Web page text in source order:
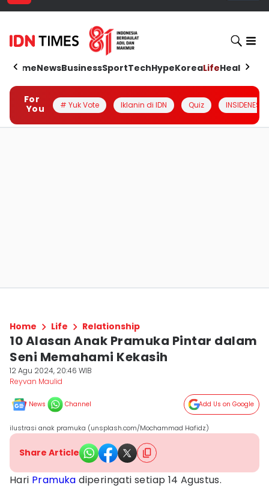
HomeNewsBusinessSportTechHypeKoreaLifeHealth
For
You
# Yuk Vote Iklanin di IDN Quiz INSIDENESIA
Home Life Relationship
10 Alasan Anak Pramuka Pintar dalam
Seni Memahami Kekasih
12 Agu 2024, 20:46 WIB
Reyvan Maulid
News Channel Add Us on Google
ilustrasi anak pramuka (unsplash.com/Mochammad Hafidz)
Share Article
Hari Pramuka diperingati setiap 14 Agustus.